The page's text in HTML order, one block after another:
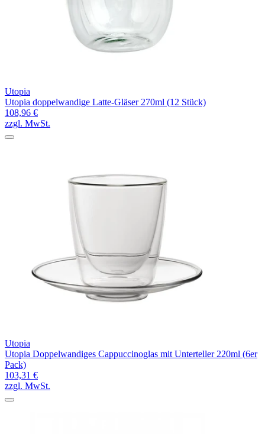
Utopia
Utopia doppelwandige Latte-Gläser 270ml (12 Stück)
108,96 €
zzgl. MwSt.
Utopia
Utopia Doppelwandiges Cappuccinoglas mit Unterteller 220ml (6er
Pack)
103,31 €
zzgl. MwSt.